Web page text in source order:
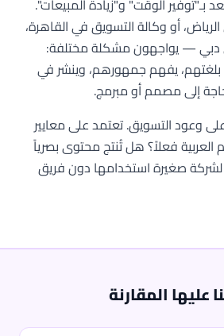
الوقت" و"زيادة المبيعات".
أو وكالة التسويق في القاهرة،
دبي — يواجهون مشكلة مختلفة:
يفهم جمهورهم، وينشر في
إلى مصمم أو مبرمج.
وعود التسويق. تعتمد على معايير
فعلاً؟ هل تُنتج محتوى بصرياً
صغيرة استخدامها دون فريق
عليها المقارنة